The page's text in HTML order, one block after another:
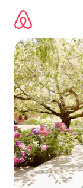
Inhalten
springen